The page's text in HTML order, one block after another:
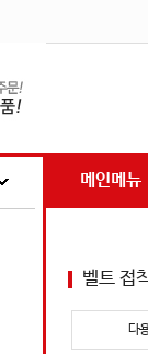
메인메뉴
벨트 접
다